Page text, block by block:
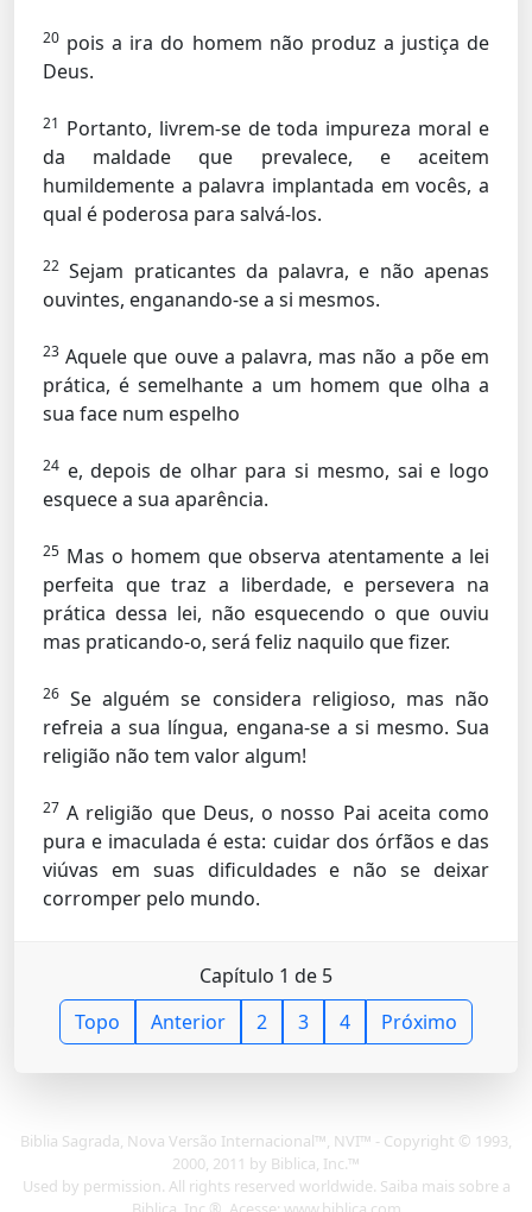
20 pois a ira do homem não produz a justiça de
Deus.
21 Portanto, livrem-se de toda impureza moral e
da maldade que prevalece, e aceitem
humildemente a palavra implantada em vocês, a
qual é poderosa para salvá-los.
22 Sejam praticantes da palavra, e não apenas
ouvintes, enganando-se a si mesmos.
23 Aquele que ouve a palavra, mas não a põe em
prática, é semelhante a um homem que olha a
sua face num espelho
24 e, depois de olhar para si mesmo, sai e logo
esquece a sua aparência.
25 Mas o homem que observa atentamente a lei
perfeita que traz a liberdade, e persevera na
prática dessa lei, não esquecendo o que ouviu
mas praticando-o, será feliz naquilo que fizer.
26 Se alguém se considera religioso, mas não
refreia a sua língua, engana-se a si mesmo. Sua
religião não tem valor algum!
27 A religião que Deus, o nosso Pai aceita como
pura e imaculada é esta: cuidar dos órfãos e das
viúvas em suas dificuldades e não se deixar
corromper pelo mundo.
Capítulo 1 de 5
Topo
Anterior 2 3 4 Próximo
Biblia Sagrada, Nova Versão Internacional™, NVI™ - Copyright © 1993,
2000, 2011 by Biblica, Inc.™
Used by permission. All rights reserved worldwide. Saiba mais sobre a